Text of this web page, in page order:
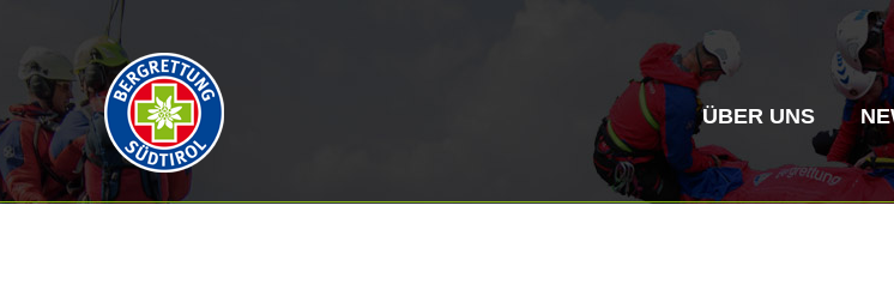
ÜBER UNS